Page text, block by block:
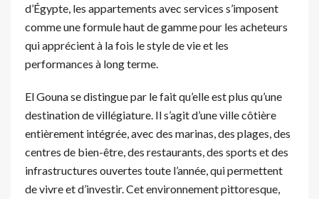
d’Égypte, les appartements avec services s’imposent
comme une formule haut de gamme pour les acheteurs
qui apprécient à la fois le style de vie et les
performances à long terme.
El Gouna se distingue par le fait qu’elle est plus qu’une
destination de villégiature. Il s’agit d’une ville côtière
entièrement intégrée, avec des marinas, des plages, des
centres de bien-être, des restaurants, des sports et des
infrastructures ouvertes toute l’année, qui permettent
de vivre et d’investir. Cet environnement pittoresque,